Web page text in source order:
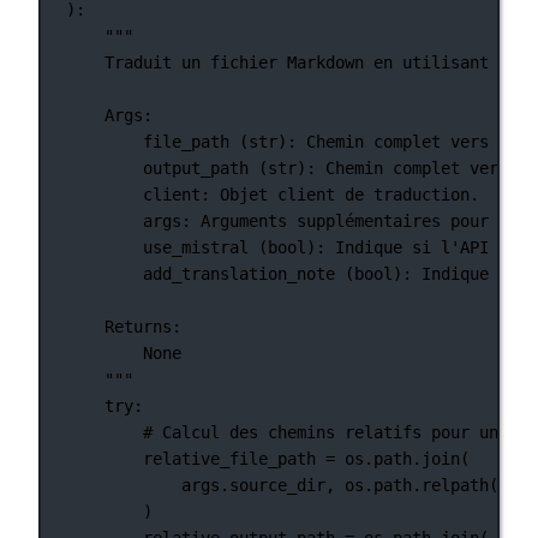
):
"""
Traduit un fichier Markdown en utilisant les
Args:
file_path (str): Chemin complet vers le
output_path (str): Chemin complet
client: Objet client de traduction.
args: Arguments supplémentaires pour la
use_mistral (bool): Indique si l'API
add_translation_note (bool): Indique si
Returns:
None
"""
try:
# Calcul des chemins relatifs pour un
relative_file_path = os.path.join(
args.source_dir,
)